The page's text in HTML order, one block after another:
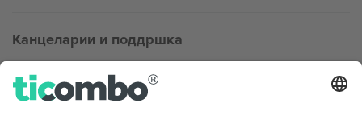
Канцеларии и поддршка
Germany
Unter den Linden 24, 10117
167 City Road, London, Greater